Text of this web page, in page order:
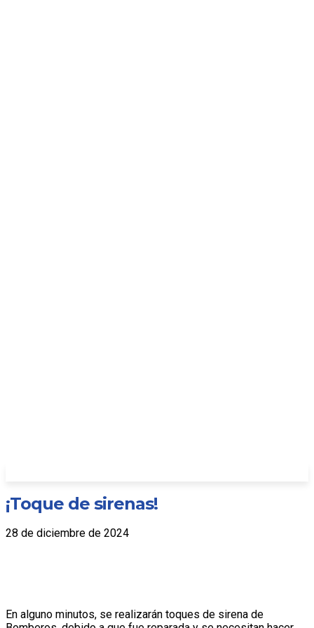
¡Toque de sirenas!
28 de diciembre de 2024
En alguno minutos, se realizarán toques de sirena de